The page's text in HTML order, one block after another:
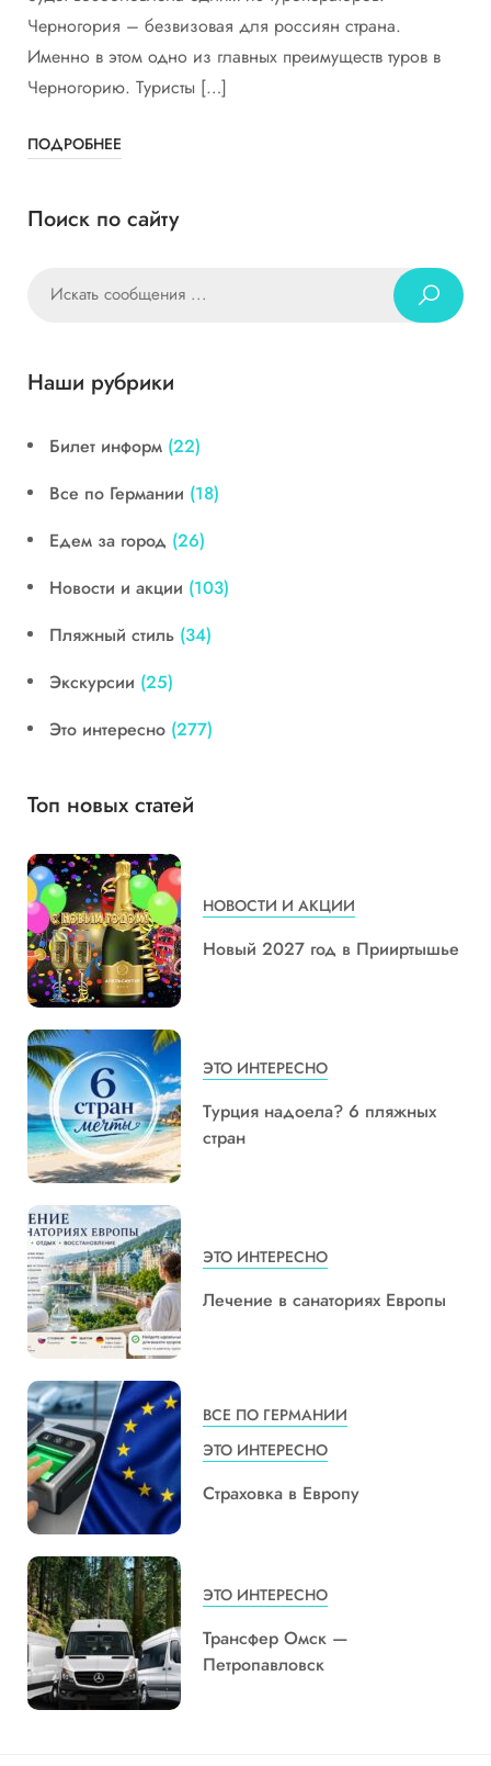
Черногория – безвизовая для россиян страна.
Именно в этом одно из главных преимуществ туров в
Черногорию. Туристы […]
ПОДРОБНЕЕ
Поиск по сайту
Наши рубрики
Билет информ (22)
Все по Германии (18)
Едем за город (26)
Новости и акции (103)
Пляжный стиль (34)
Экскурсии (25)
Это интересно (277)
Топ новых статей
НОВОСТИ И АКЦИИ
Новый 2027 год в Прииртышье
ЭТО ИНТЕРЕСНО
Турция надоела? 6 пляжных
стран
ЭТО ИНТЕРЕСНО
Лечение в санаториях Европы
ВСЕ ПО ГЕРМАНИИ
ЭТО ИНТЕРЕСНО
Страховка в Европу
ЭТО ИНТЕРЕСНО
Трансфер Омск —
Петропавловск